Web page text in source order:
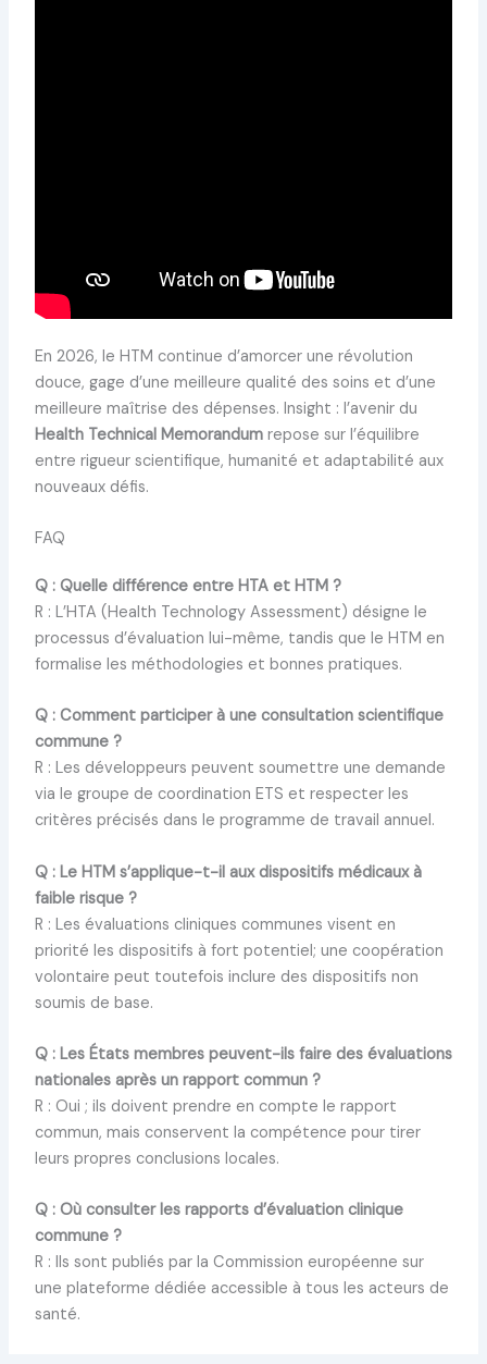
En 2026, le HTM continue d’amorcer une révolution
douce, gage d’une meilleure qualité des soins et d’une
meilleure maîtrise des dépenses. Insight : l’avenir du
Health Technical Memorandumrepose sur l’équilibre
entre rigueur scientifique, humanité et adaptabilité aux
nouveaux défis.
FAQ
Q : Quelle différence entre HTA et HTM ?
R : L’HTA (Health Technology Assessment) désigne le
processus d’évaluation lui-même, tandis que le HTM en
formalise les méthodologies et bonnes pratiques.
Q : Comment participer à une consultation scientifique
commune ?
R : Les développeurs peuvent soumettre une demande
via le groupe de coordination ETS et respecter les
critères précisés dans le programme de travail annuel.
Q : Le HTM s’applique-t-il aux dispositifs médicaux à
faible risque ?
R : Les évaluations cliniques communes visent en
priorité les dispositifs à fort potentiel; une coopération
volontaire peut toutefois inclure des dispositifs non
soumis de base.
Q : Les États membres peuvent-ils faire des évaluations
nationales après un rapport commun ?
R : Oui ; ils doivent prendre en compte le rapport
commun, mais conservent la compétence pour tirer
leurs propres conclusions locales.
Q : Où consulter les rapports d’évaluation clinique
commune ?
R : Ils sont publiés par la Commission européenne sur
une plateforme dédiée accessible à tous les acteurs de
santé.